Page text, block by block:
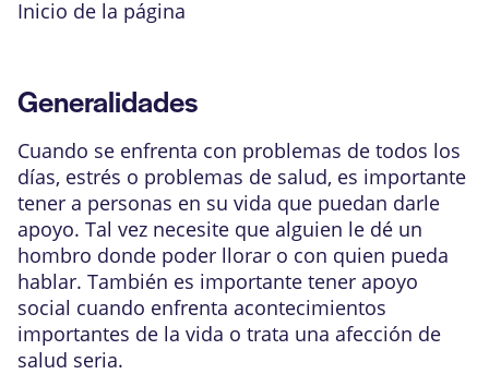
Inicio de la página
Generalidades
Cuando se enfrenta con problemas de todos los
días, estrés o problemas de salud, es importante
tener a personas en su vida que puedan darle
apoyo. Tal vez necesite que alguien le dé un
hombro donde poder llorar o con quien pueda
hablar. También es importante tener apoyo
social cuando enfrenta acontecimientos
importantes de la vida o trata una afección de
salud seria.